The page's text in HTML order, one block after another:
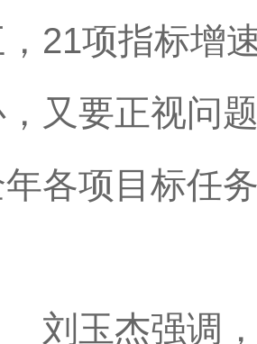
，21项指标增
又要正视问
各项目标任
玉杰强调，